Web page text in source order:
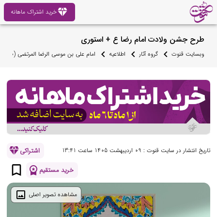
diamondخرید اشتراک ماهانه
طرح جشن ولادت امام رضا ع + استوری
وبسایت قنوت گروه آثار اطلاعیه امام علی بن موسی الرضا المرتضی (ص)
تاریخ انتشار در سایت قنوت : 09 اردیبهشت 1405 ساعت 13:41 اشتراکیdiamond
خرید مستقیم workspace_premium
bookmark_border
مشاهده تصویر اصلی image